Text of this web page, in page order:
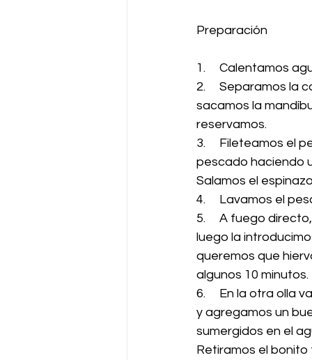
Preparación
1.     Calentamos
2.     Separamos la
sacamos la
reservamos.
3.     Fileteamos el
pescado haciendo
Salamos el
4.     Lavamos el
5.     A fuego
luego la
queremos que
algunos 10
6.     En la otra olla
y agregamos un
sumergidos en el
Retiramos el